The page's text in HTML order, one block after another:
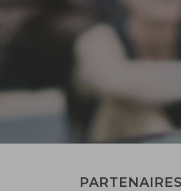
PARTENAIRES